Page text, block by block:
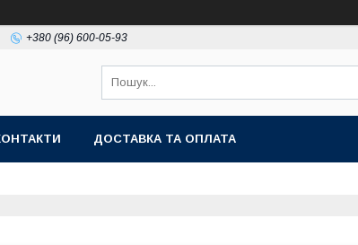
+380 (96) 600-05-93
ДОСТАВКА ТА ОПЛАТА